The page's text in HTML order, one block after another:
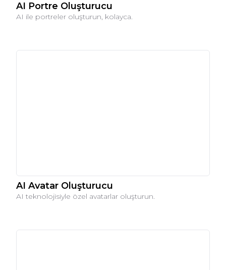
AI Portre Oluşturucu
AI ile portreler oluşturun, kolayca.
AI Avatar Oluşturucu
AI teknolojisiyle özel avatarlar oluşturun.